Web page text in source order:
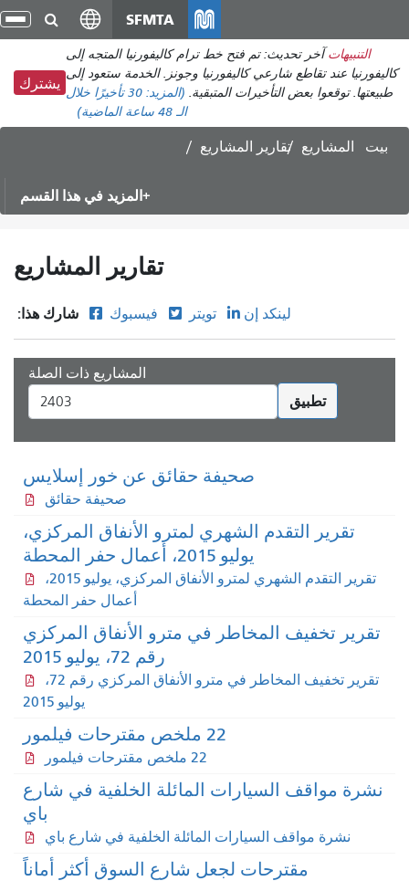
انتقل
المحتوى
الرئيسي
SFMTA
تبديل
التنبيهات آخر تحديث: تم فتح خط ترام كاليفورنيا المتجه إلى
عند تقاطع شارعي كاليفورنيا وجونز. الخدمة ستعود إلى
توقعوا بعض التأخيرات المتبقية.(المزيد:30 تأخيرًا
خلال
يشترك
المشاريع تقارير المشاريع
المزيد في هذا القسم
تقارير المشاريع
شارك هذا: فيسبوك تويتر لينكد إن
المشاريع ذات الصلة
تطبيق
صحيفة حقائق عن خور إسلايس
صحيفة حقائق
تقرير التقدم الشهري لمترو الأنفاق المركزي،
يوليو 2015، أعمال حفر المحطة
تقرير التقدم الشهري لمترو الأنفاق المركزي، يوليو 2015،
أعمال حفر المحطة
تخفيف المخاطر في مترو الأنفاق المركزي
رقم 72، يوليو 2015
تقرير تخفيف المخاطر في مترو الأنفاق المركزي رقم 72،
مواقف السيارات المائلة الخلفية في شارع
نشرة مواقف السيارات المائلة الخلفية في شارع باي
مقترحات لجعل شارع السوق أكثر أماناً